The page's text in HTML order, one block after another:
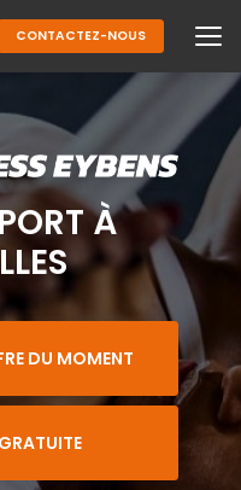
CONTACTEZ-NOUS
À
DU MOMENT